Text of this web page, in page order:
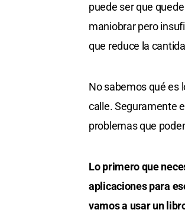
puede ser que
maniobrar pero
que reduce la
No sabemos qué es
calle. Seguramente
problemas que
Lo primero que
aplicaciones para
vamos a usar un